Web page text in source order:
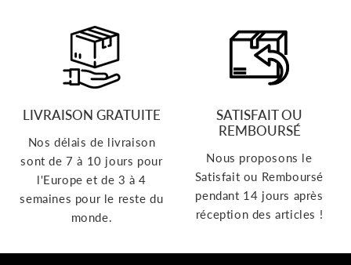
LIVRAISON GRATUITE
Nos délais de livraison
sont de 7 à 10 jours pour
l'Europe et de 3 à 4
semaines pour le reste du
monde.
SATISFAIT OU
REMBOURSÉ
Nous proposons le
Satisfait ou Remboursé
pendant 14 jours après
réception des articles !